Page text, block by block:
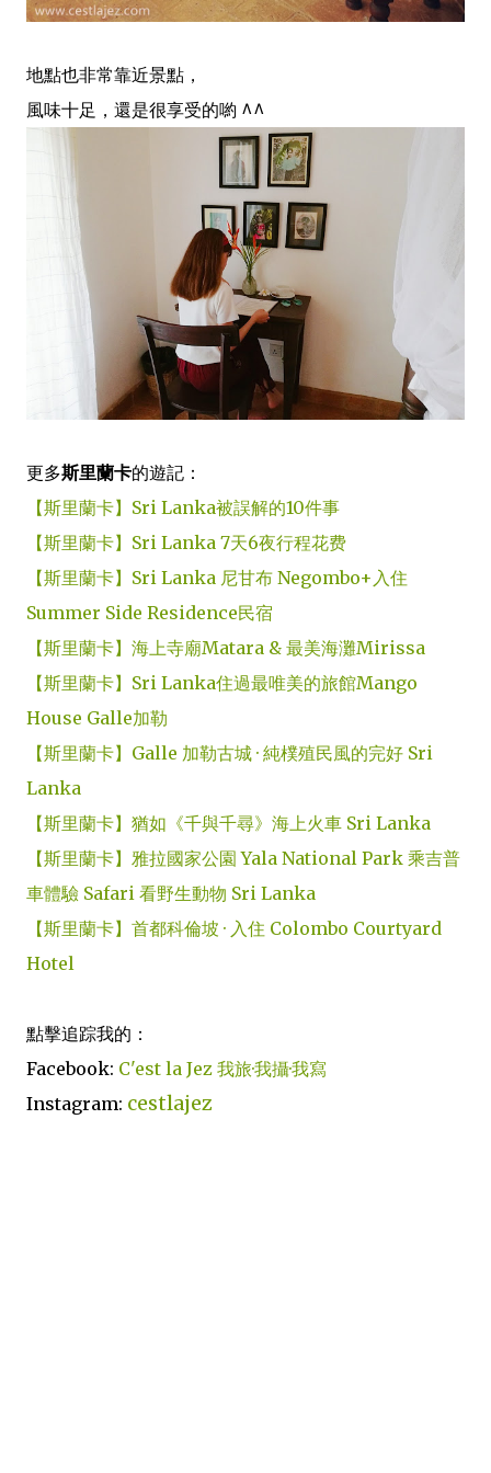
地點也非常靠近景點，
風味十足，還是很享受的喲 ^^
更多斯里蘭卡的遊記：
【斯里蘭卡】Sri Lanka被誤解的10件事
【斯里蘭卡】Sri Lanka 7天6夜行程花费
【斯里蘭卡】Sri Lanka 尼甘布 Negombo+入住
Summer Side Residence民宿
【斯里蘭卡】海上寺廟Matara & 最美海灘Mirissa
【斯里蘭卡】Sri Lanka住過最唯美的旅館Mango
House Galle加勒
【斯里蘭卡】Galle 加勒古城 · 純樸殖民風的完好 Sri
Lanka
【斯里蘭卡】猶如《千與千尋》海上火車 Sri Lanka
【斯里蘭卡】雅拉國家公園 Yala National Park 乘吉普
車體驗 Safari 看野生動物 Sri Lanka
【斯里蘭卡】首都科倫坡 · 入住 Colombo Courtyard
Hotel
點擊追踪我的：
Facebook: C'est la Jez 我旅·我攝·我寫
Instagram: cestlajez